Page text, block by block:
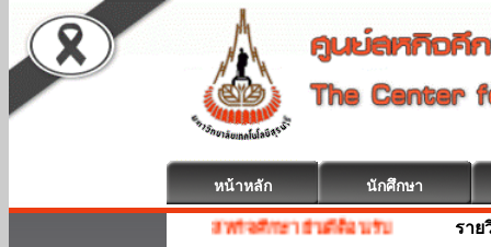
หน้าหลัก นักศึกษา
สหกิจศึกษา ยินดีต้อนรับ ราย